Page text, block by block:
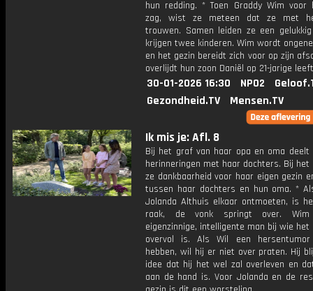
hun redding. * Toen Graddy Wim
zag, wist ze meteen dat ze met
trouwen. Samen leiden ze een
krijgen twee kinderen. Wim wordt
en het gezin bereidt zich voor op zijn
overlijdt hun zoon Daniël op 21-jarige
30-01-2026 16:30 NPO2
Gezondheid.TV
Mensen.TV
Ik mis je: Afl. 8
Bij het graf van haar opa en oma deelt
herinneringen met haar dochters. Bij
ze dankbaarheid voor haar eigen gezin
tussen haar dochters en hun oma. *
Jolanda Althuis elkaar ontmoeten, is
raak, de vonk springt over.
eigenzinnige, intelligente man bij wie
overvol is. Als Wil een
hebben, wil hij er niet over praten. Hij
idee dat hij het wel zal overleven en
aan de hand is. Voor Jolanda en de